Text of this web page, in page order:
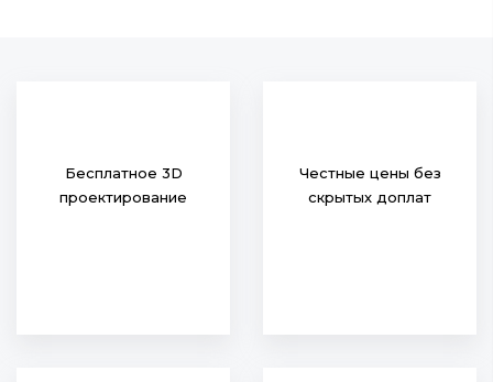
Бесплатное 3D
проектирование
Честные цены без
скрытых доплат